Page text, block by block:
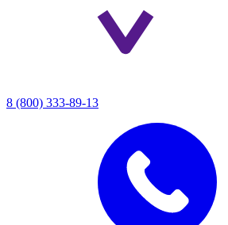
8 (800) 333-89-13